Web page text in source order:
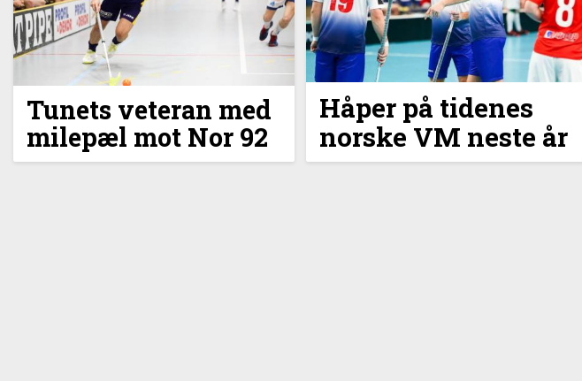
Tunets veteran med
milepæl mot Nor 92
Håper på tidenes
norske VM neste år